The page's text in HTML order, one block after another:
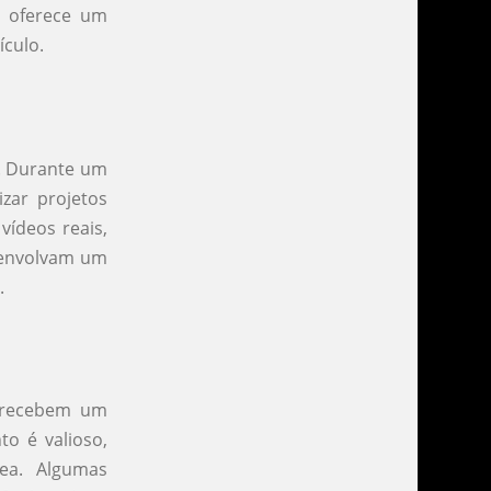
um
Durante um
projetos
reais,
um
um
é valioso,
Algumas